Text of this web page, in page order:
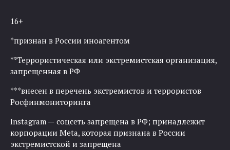
16+
*признан в России иноагентом
**Террористическая или экстремистская организация,
запрещенная в РФ
***внесен в перечень экстремистов и террористов
Росфинмониторинга
Instagram — соцсеть запрещена в РФ; принадлежит
корпорации Meta, которая признана в России
экстремистской и запрещена